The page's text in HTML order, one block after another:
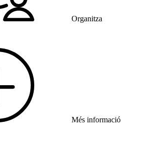
Organitza
Més informació